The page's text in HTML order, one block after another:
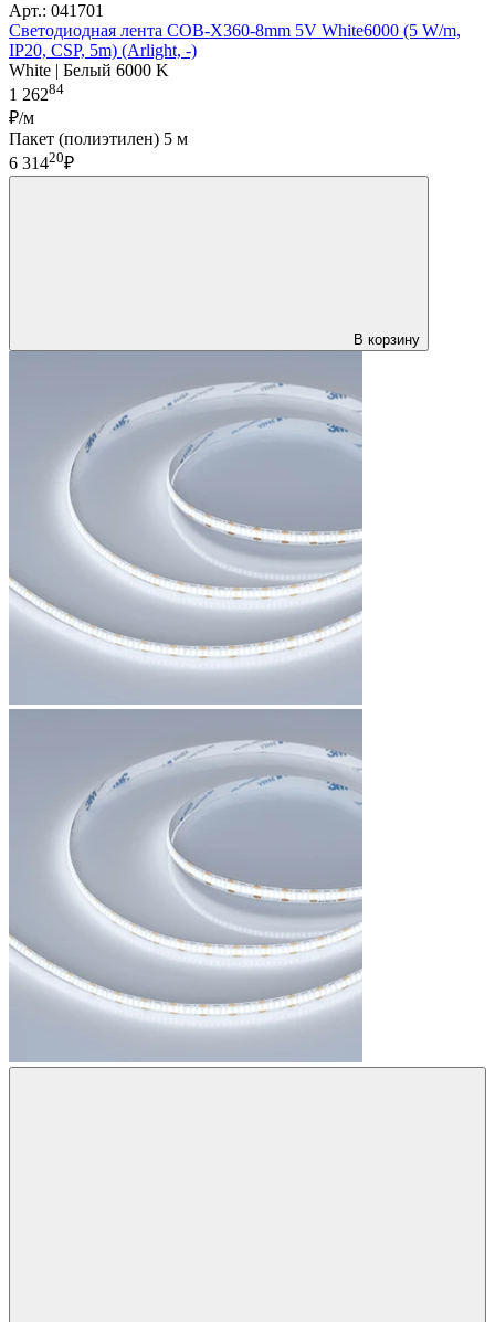
Арт.: 041701
Светодиодная лента COB-X360-8mm 5V White6000 (5 W/m,
IP20, CSP, 5m) (Arlight, -)
White | Белый 6000 K
1 26284
₽/м
Пакет (полиэтилен) 5 м
6 31420₽
В корзину